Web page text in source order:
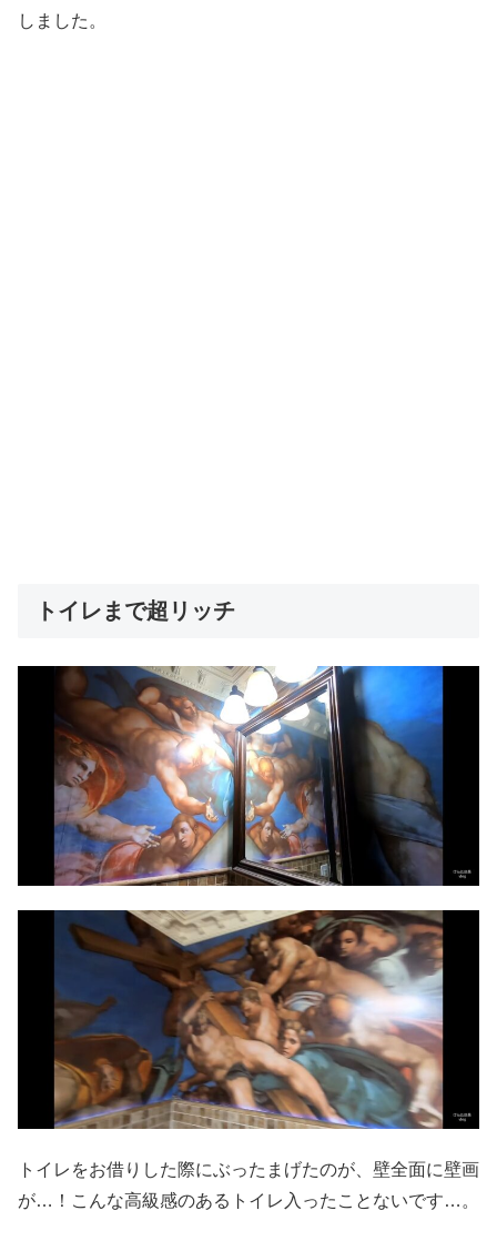
しました。
トイレまで超リッチ
トイレをお借りした際にぶったまげたのが、壁全面に壁画
が…！こんな高級感のあるトイレ入ったことないです…。